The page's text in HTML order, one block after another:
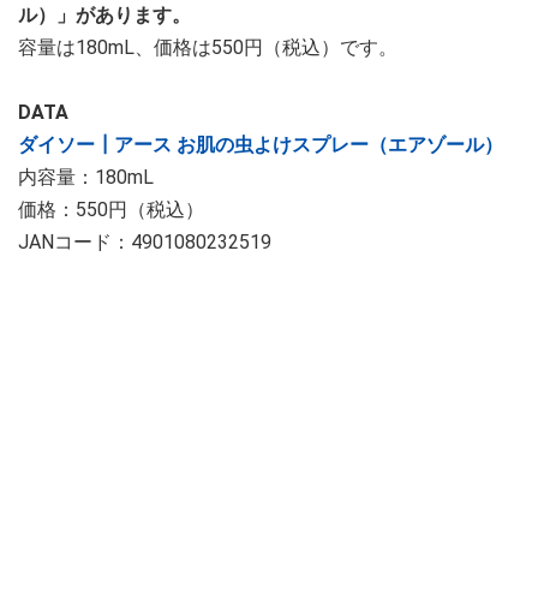
ル）」があります。
容量は180mL、価格は550円（税込）です。
DATA
ダイソー┃アース お肌の虫よけスプレー（エアゾール）
内容量：180mL
価格：550円（税込）
JANコード：4901080232519